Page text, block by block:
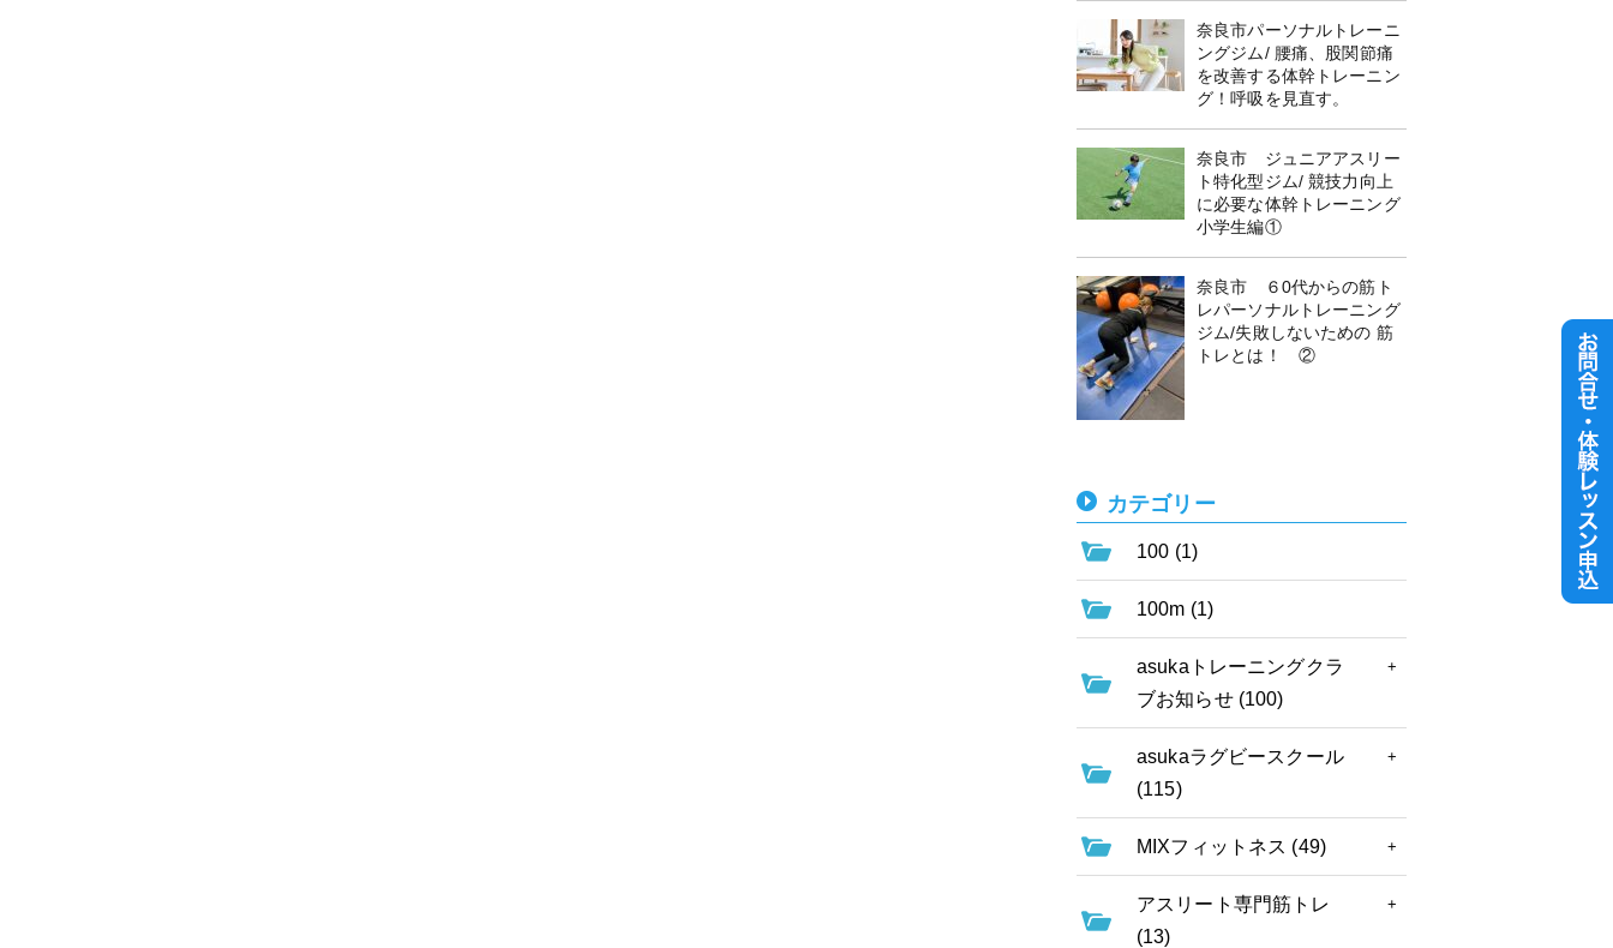
奈良市パーソナルトレーニ
ングジム/ 腰痛、股関節痛
を改善する体幹トレーニン
グ！呼吸を見直す。
奈良市 ジュニアアスリー
ト特化型ジム/ 競技力向上
に必要な体幹トレーニング
小学生編①
奈良市 ６0代からの筋ト
レパーソナルトレーニング
ジム/失敗しないための 筋
トレとは！ ②
カテゴリー
100 (1)
100m (1)
asukaトレーニングクラ
ブお知らせ (100)
asukaラグビースクール
(115)
MIXフィットネス (49)
アスリート専門筋トレ
(13)